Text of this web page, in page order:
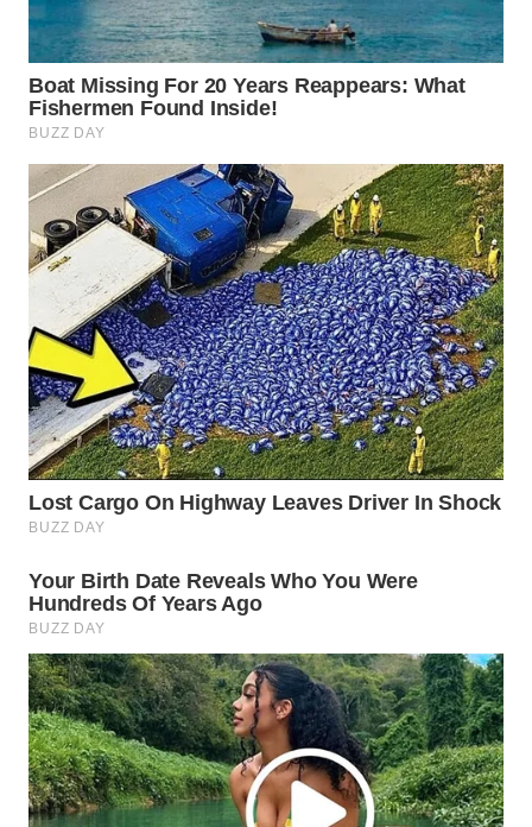
WN
SEMARANG
WN
SOLO
WN
BOROBUDUR
WN
MADURA
WN
SURABAYA
WN
NATUNA
WN
BINTAN
WN
MANDALIKA
WN
LIKUPANG